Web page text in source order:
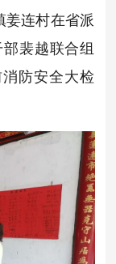
姜连村在省派
裴越联合组
防安全大检